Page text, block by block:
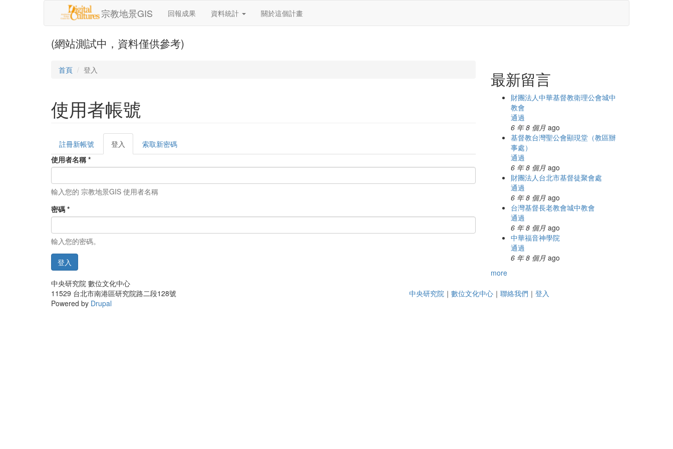
宗教地景GIS 回報成果 資料統計 關於這個計畫
(網站測試中，資料僅供參考)
首頁 登入
使用者帳號
主要索引標籤
註冊新帳號 登入
籤)
索取新密碼
使用者名稱 *
輸入您的 宗教地景GIS 使用者名稱
密碼 *
輸入您的密碼。
登入
最新留言
財團法人中華基督教衛理公會城中
教會
通過
6 年 8 個月ago
基督教台灣聖公會顯現堂（教區辦
事處）
通過
6 年 8 個月ago
財團法人台北市基督徒聚會處
通過
6 年 8 個月ago
台灣基督長老教會城中教會
通過
6 年 8 個月ago
中華福音神學院
通過
6 年 8 個月ago
more
中央研究院 數位文化中心
11529 台北市南港區研究院路二段128號
中央研究院 ｜ 數位文化中心 ｜ 聯絡我們 ｜ 登入
Powered by Drupal